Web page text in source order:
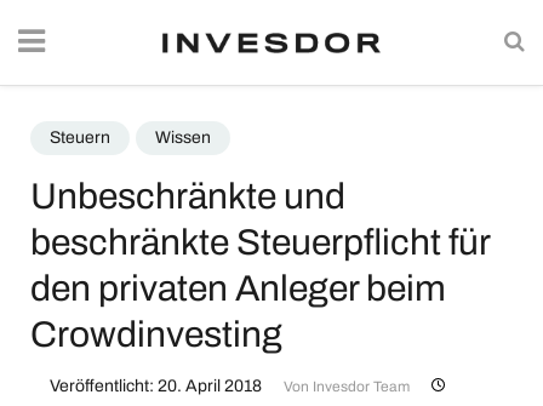
Steuern Wissen
Unbeschränkte und
beschränkte Steuerpflicht für
den privaten Anleger beim
Crowdinvesting
Veröffentlicht: 20. April 2018 Von Invesdor Team